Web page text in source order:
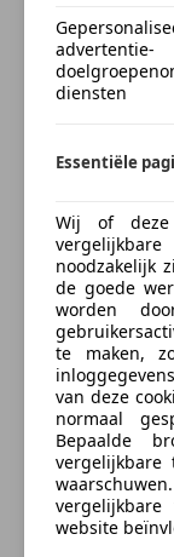
Select
Al onze autos
APK,
omschreven.
Tevens
zeer scherp
Vraag ons
Autocentrum
De koffie staat
INRUIL / INKOOP
Graag ruilen
Kom even bij
Bereken je
Kenteken
We're sorry,
Please
diensten
Essentiële
Wij of deze
noodzakelijk
de goede
worden
te maken,
van deze
normaal
Bepaalde
website